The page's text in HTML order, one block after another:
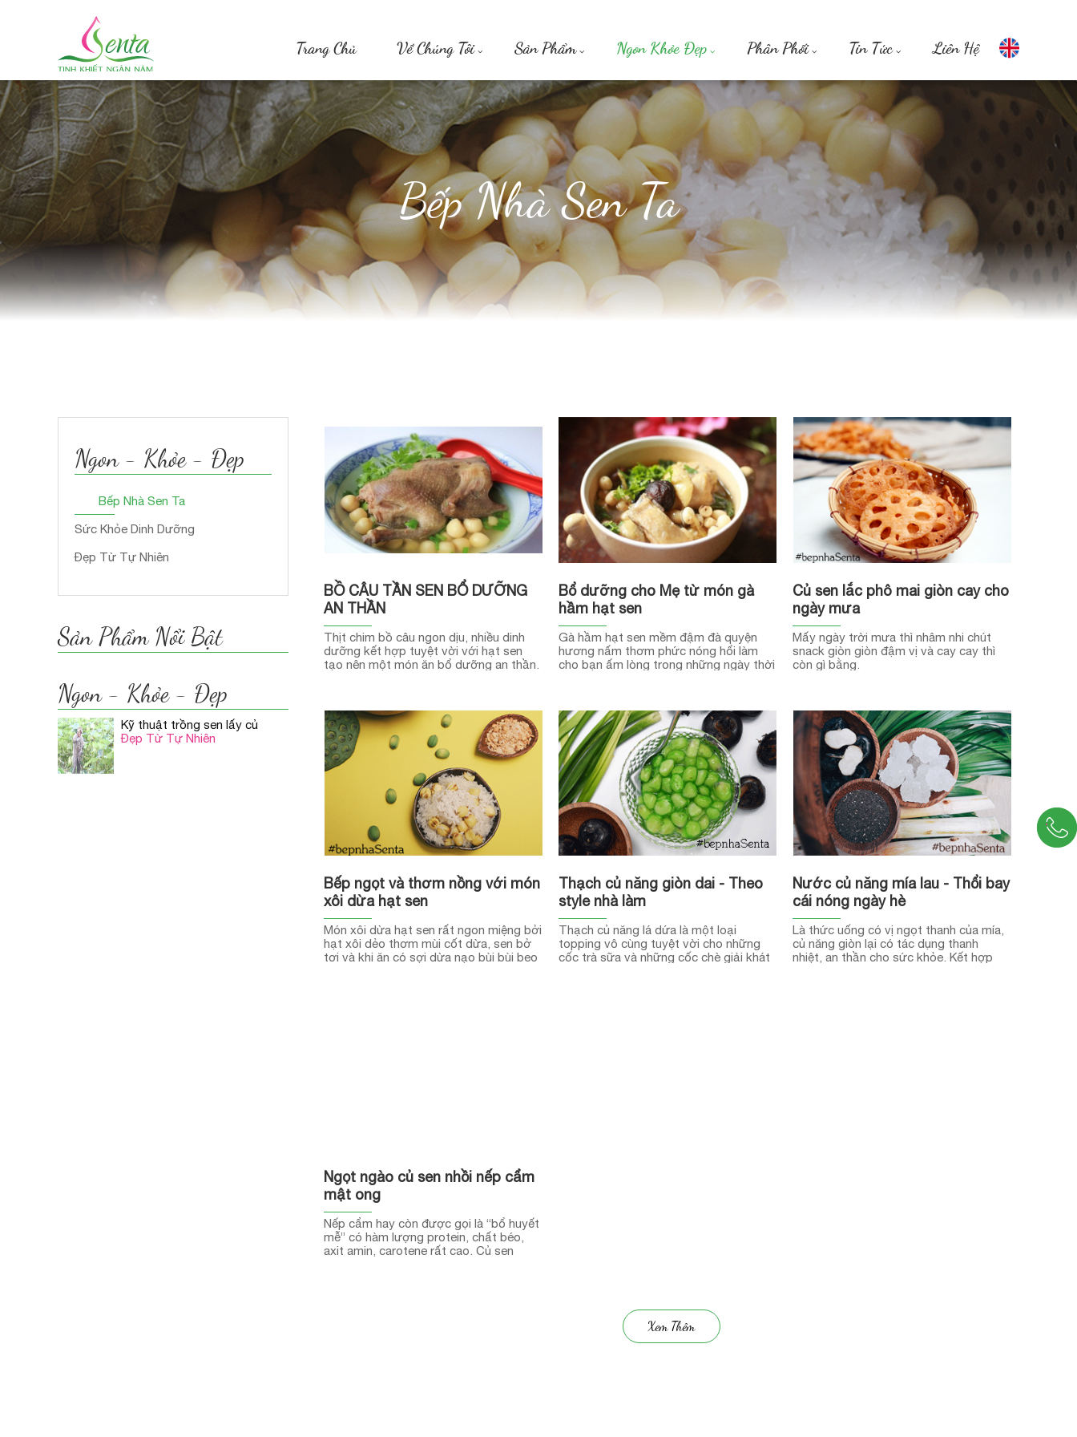
Trang Chủ Về Chúng Tôi Sản Phẩm Ngon Khỏe Đẹp Phân Phối Tin Tức Liên Hệ
Bếp Nhà Sen Ta
Ngon - Khỏe - Đẹp
Bếp Nhà Sen Ta
Sức Khỏe Dinh Dưỡng
Đẹp Từ Tự Nhiên
Sản Phẩm Nổi Bật
Ngon - Khỏe - Đẹp
Kỹ thuật trồng sen lấy củ
Đẹp Từ Tự Nhiên
BỒ CÂU TẦN SEN BỔ DƯỠNG
AN THẦN
Thịt chim bồ câu ngon dịu, nhiều dinh
dưỡng kết hợp tuyệt vời với hạt sen
tạo nên một món ăn bổ dưỡng an thần.
Bổ dưỡng cho Mẹ từ món gà
hầm hạt sen
Gà hầm hạt sen mềm đậm đà quyện
hương nấm thơm phức nóng hổi làm
cho bạn ấm lòng trong những ngày thời
Củ sen lắc phô mai giòn cay cho
ngày mưa
Mấy ngày trời mưa thì nhâm nhi chút
snack giòn giòn đậm vị và cay cay thì
còn gì bằng.
Bếp ngọt và thơm nồng với món
xôi dừa hạt sen
Món xôi dừa hạt sen rất ngon miệng bởi
hạt xôi dẻo thơm mùi cốt dừa, sen bở
tơi và khi ăn có sợi dừa nạo bùi bùi beo
Thạch củ năng giòn dai - Theo
style nhà làm
Thạch củ năng lá dứa là một loại
topping vô cùng tuyệt vời cho những
cốc trà sữa và những cốc chè giải khát
Nước củ năng mía lau - Thổi bay
cái nóng ngày hè
Là thức uống có vị ngọt thanh của mía,
củ năng giòn lại có tác dụng thanh
nhiệt, an thần cho sức khỏe. Kết hợp
Ngọt ngào củ sen nhồi nếp cẩm
mật ong
Nếp cẩm hay còn được gọi là “bổ huyết
mễ” có hàm lượng protein, chất béo,
axit amin, carotene rất cao. Củ sen
Xem Thêm